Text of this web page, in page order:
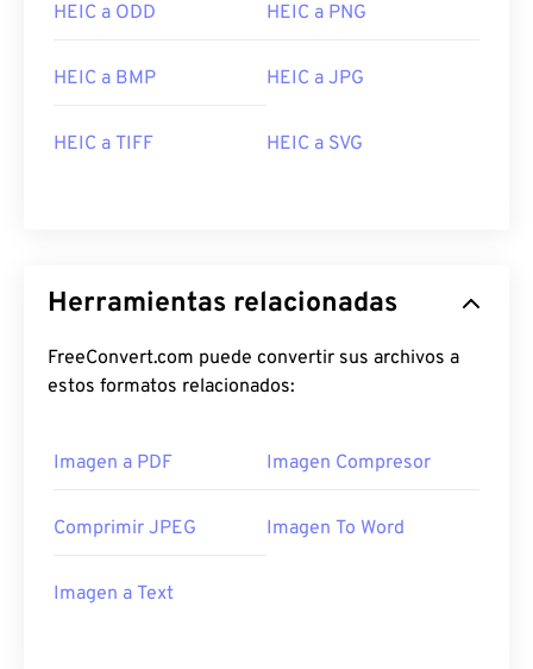
HEIC a ODD HEIC a PNG
HEIC a BMP HEIC a JPG
HEIC a TIFF HEIC a SVG
Herramientas relacionadas
FreeConvert.com puede convertir sus archivos a
estos formatos relacionados:
Imagen a PDF Imagen Compresor
Comprimir JPEG Imagen To Word
Imagen a Text